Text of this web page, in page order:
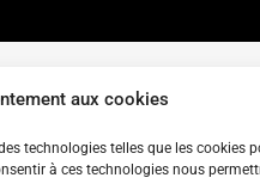
aux cookies
technologies telles que les cookies
à ces technologies nous